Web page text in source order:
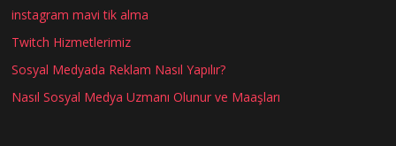
instagram mavi tik alma
Twitch Hizmetlerimiz
Sosyal Medyada Reklam Nasıl Yapılır?
Nasıl Sosyal Medya Uzmanı Olunur ve Maaşları